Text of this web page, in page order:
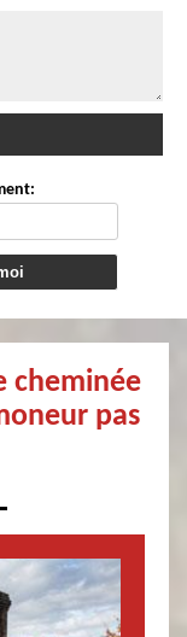
cheminée
pas